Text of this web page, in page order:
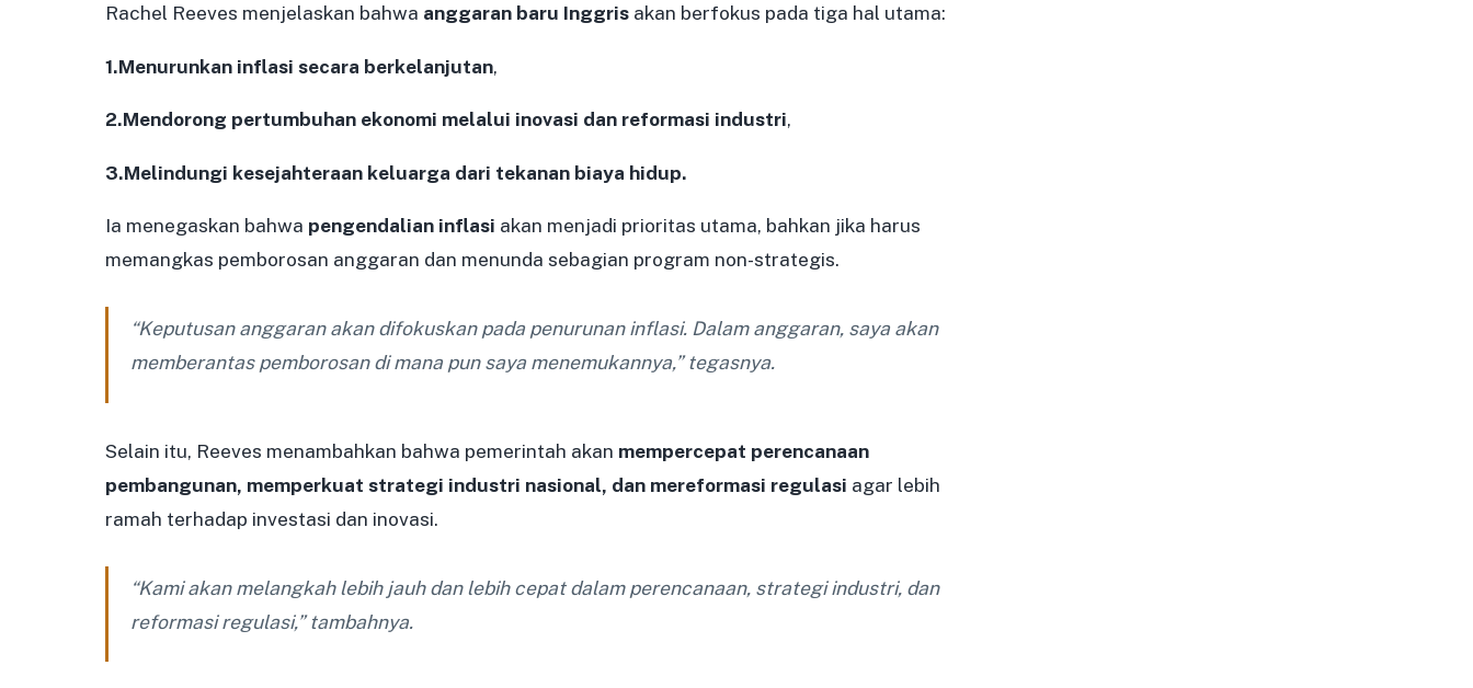
Rachel Reeves menjelaskan bahwa anggaran baru Inggris akan berfokus pada tiga hal utama:
1.Menurunkan inflasi secara berkelanjutan,
2.Mendorong pertumbuhan ekonomi melalui inovasi dan reformasi industri,
3.Melindungi kesejahteraan keluarga dari tekanan biaya hidup.
Ia menegaskan bahwa pengendalian inflasi akan menjadi prioritas utama, bahkan jika harus
memangkas pemborosan anggaran dan menunda sebagian program non-strategis.
“Keputusan anggaran akan difokuskan pada penurunan inflasi. Dalam anggaran, saya akan
memberantas pemborosan di mana pun saya menemukannya,” tegasnya.
Selain itu, Reeves menambahkan bahwa pemerintah akan mempercepat perencanaan
pembangunan, memperkuat strategi industri nasional, dan mereformasi regulasi agar lebih
ramah terhadap investasi dan inovasi.
“Kami akan melangkah lebih jauh dan lebih cepat dalam perencanaan, strategi industri, dan
reformasi regulasi,” tambahnya.